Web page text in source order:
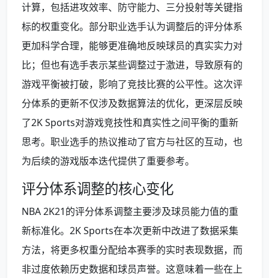
计算，包括进攻效率、防守能力、三分投射等关键指
标的权重变化。部分职业选手认为调整后的评分体系
更加科学合理，能够更准确地反映球员的真实实力对
比；但也有选手表示某些调整过于激进，导致原有的
游戏平衡被打破，影响了竞技比赛的公平性。这次评
分体系的更新不仅涉及数据算法的优化，更深层反映
了2K Sports对游戏竞技性和真实性之间平衡的重新
思考。职业选手的热议推动了官方与社区的互动，也
为后续的游戏版本迭代提供了重要参考。
评分体系调整的核心变化
NBA 2K21的评分体系调整主要涉及球员能力值的重
新标准化。2K Sports在本次更新中改进了数据采集
方法，将更多权重分配给本赛季的实时表现数据，而
非过度依赖历史数据和球员声誉。这意味着一些在上